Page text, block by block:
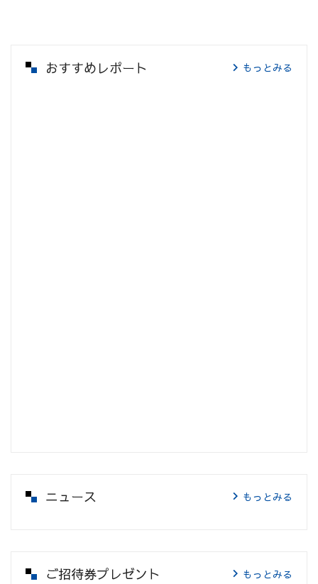
おすすめレポート もっとみる
ニュース もっとみる
ご招待券プレゼント もっとみる